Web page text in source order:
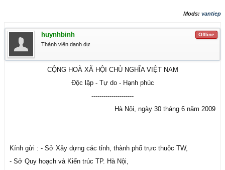
Mods: vantiep
Offline
huynhbinh
Thành viên danh dự
CỘNG HOÀ XÃ HỘI CHỦ NGHĨA VIỆT NAM
Độc lập - Tự do - Hạnh phúc
---------------------​
Hà Nội, ngày 30 tháng 6 năm 2009​
Kính gửi : - Sở Xây dựng các tỉnh, thành phố trực thuộc TW,
- Sở Quy hoạch và Kiến trúc TP. Hà Nội,